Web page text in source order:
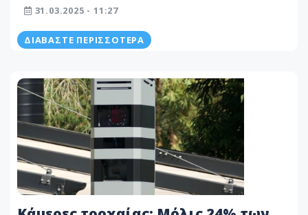
απλήρωτα
31.03.2025 - 11:27
ΔΙΑΒΆΣΤΕ ΠΕΡΙΣΣΌΤΕΡΑ